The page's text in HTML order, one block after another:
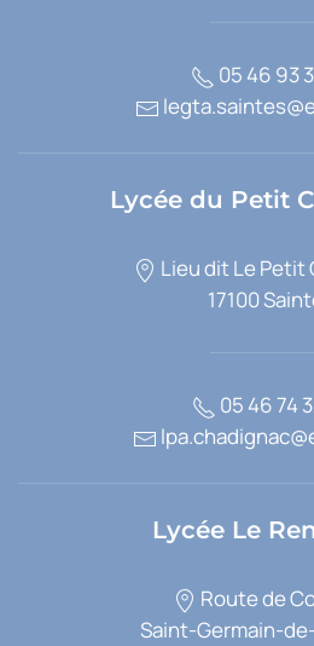
05 46 93
Lycée du Petit
Lieu dit Le Petit
17100
05 46 74
Lycée Le
Route de
Saint-Germain-